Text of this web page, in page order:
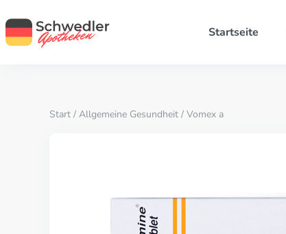
Startseite
Start / Allgemeine Gesundheit / Vomex a